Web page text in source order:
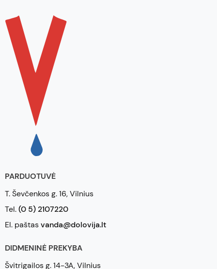
PARDUOTUVĖ
T. Ševčenkos g. 16, Vilnius
Tel.(0 5) 2107220
El. paštasvanda@dolovija.lt
DIDMENINĖ PREKYBA
Švitrigailos g. 14-3A, Vilnius